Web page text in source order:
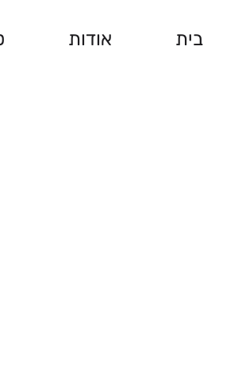
בית אודות